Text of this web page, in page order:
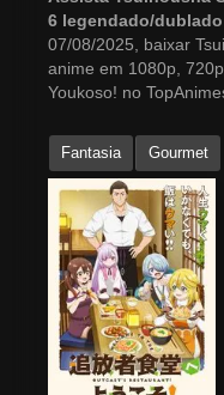
6 legendado/
07/08/2025, baixar
anime em 1080p,
Youkoso! no
Fantasia Gourmet